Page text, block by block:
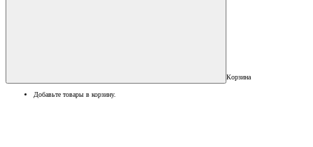
Корзина
Добавьте товары в корзину.